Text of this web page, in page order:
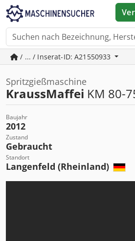
/ ... / Inserat-ID: A21550933
Spritzgießmaschine
KraussMaffei KM 80-
Baujahr
2012
Zustand
Gebraucht
Standort
Langenfeld (Rheinland)